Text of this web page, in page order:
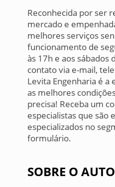
Reconhecida por ser
mercado e
melhores serviços
funcionamento de
às 17h e aos sábados
contato via e-mail,
Levita Engenharia é
as melhores
precisa! Receba um
especialistas que são
especializados no
formulário.
SOBRE O